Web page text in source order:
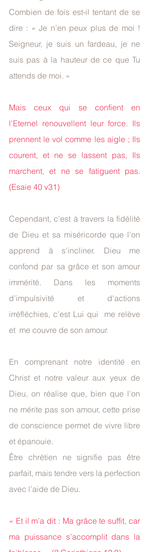
Combien de fois est-il tentant de se
dire : « Je n’en peux plus de moi !
Seigneur, je suis un fardeau, je ne
suis pas à la hauteur de ce que Tu
attends de moi. »
Mais ceux qui se confient en
l'Eternel renouvellent leur force. Ils
prennent le vol comme les aigle ; Ils
courent, et ne se lassent pas, Ils
marchent, et ne se fatiguent pas.
(Esaie 40 v31)
Cependant, c’est à travers la fidélité
de Dieu et sa miséricorde que l'on
apprend à s'incliner. Dieu me
confond par sa grâce et son amour
immérité. Dans les moments
d’impulsivité et d'actions
irréfléchies, c’est Lui qui  me relève
et  me couvre de son amour.
En comprenant notre identité en
Christ et notre valeur aux yeux de
Dieu, on réalise que, bien que l'on
ne mérite pas son amour, cette prise
de conscience permet de vivre libre
et épanouie.
Être chrétien ne signifie pas être
parfait, mais tendre vers la perfection
avec l’aide de Dieu.
« Et il m’a dit : Ma grâce te suffit, car
ma puissance s’accomplit dans la